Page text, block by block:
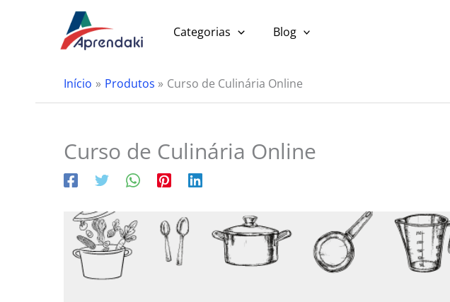
Categorias Blog
Início Produtos Curso de Culinária Online
Curso de Culinária Online